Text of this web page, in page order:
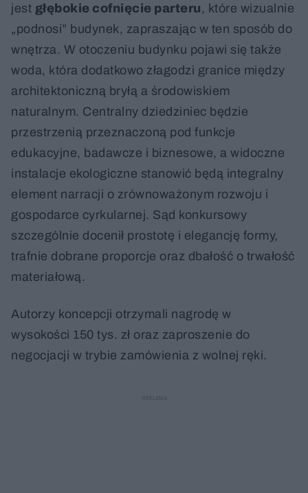
jest głębokie cofnięcie parteru , które wizualnie
„podnosi” budynek, zapraszając w ten sposób do
wnętrza. W otoczeniu budynku pojawi się także
woda, która dodatkowo złagodzi granice między
architektoniczną bryłą a środowiskiem
naturalnym. Centralny dziedziniec będzie
przestrzenią przeznaczoną pod funkcje
edukacyjne, badawcze i biznesowe, a widoczne
instalacje ekologiczne stanowić będą integralny
element narracji o zrównoważonym rozwoju i
gospodarce cyrkularnej. Sąd konkursowy
szczególnie docenił prostotę i elegancję formy,
trafnie dobrane proporcje oraz dbałość o trwałość
materiałową.
Autorzy koncepcji otrzymali nagrodę w
wysokości 150 tys. zł oraz zaproszenie do
negocjacji w trybie zamówienia z wolnej ręki.